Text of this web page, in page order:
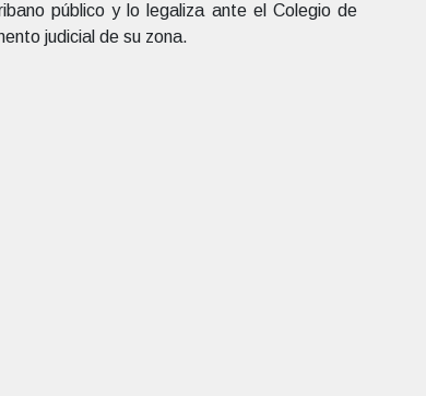
público y lo legaliza ante el Colegio de
judicial de su zona.